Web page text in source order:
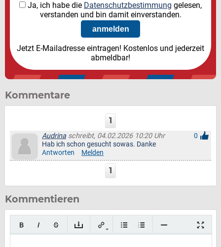
Ja, ich habe die Datenschutzbestimmung gelesen,
verstanden und bin damit einverstanden.
Jetzt E-Mailadresse eintragen! Kostenlos und jederzeit
abmeldbar!
Kommentare
1
Audrina schreibt, 04.02.2026 10:20 Uhr
0
Hab ich schon gesucht sowas. Danke
Antworten
Melden
1
Kommentieren